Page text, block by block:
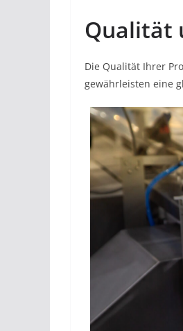
Qualität
Die Qualität Ihrer
gewährleisten eine